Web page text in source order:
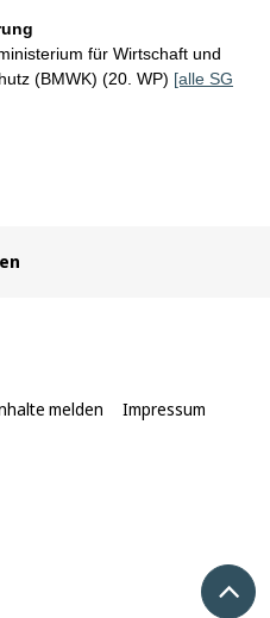
für Wirtschaft und
(BMWK) (20. WP) [alle SG
melden Impressum